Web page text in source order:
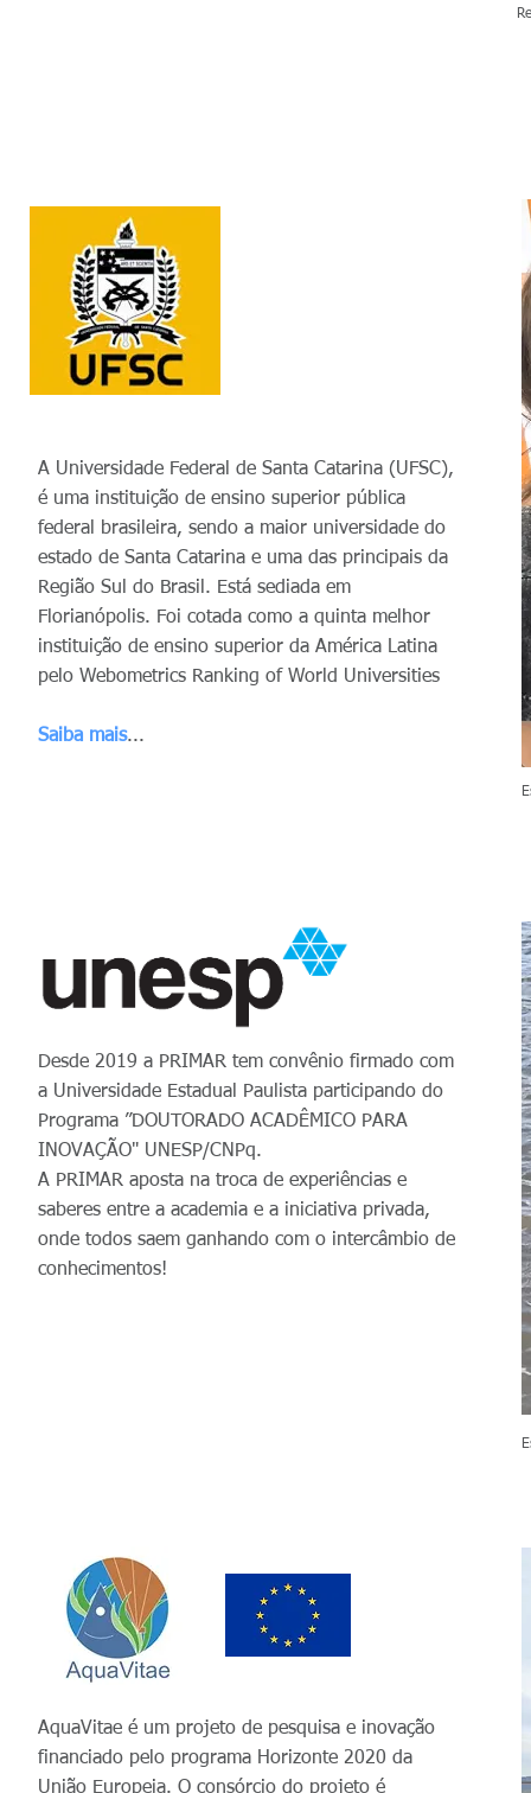
A Universidade Federal de Santa Catarina (UFSC),
é uma instituição de ensino superior pública
federal brasileira, sendo a maior universidade do
estado de Santa Catarina e uma das principais da
Região Sul do Brasil. Está sediada em
Florianópolis. Foi cotada como a quinta melhor
instituição de ensino superior da América Latina
pelo Webometrics Ranking of World Universities
Saiba mais...
Desde 2019 a PRIMAR tem convênio firmado com
a Universidade Estadual Paulista participando do
Programa ”DOUTORADO ACADÊMICO PARA
INOVAÇÃO" UNESP/CNPq.
A PRIMAR aposta na troca de experiências e
saberes entre a academia e a iniciativa privada,
onde todos saem ganhando com o intercâmbio de
conhecimentos!
AquaVitae é um projeto de pesquisa e inovação
financiado pelo programa Horizonte 2020 da
União Europeia. O consórcio do projeto é